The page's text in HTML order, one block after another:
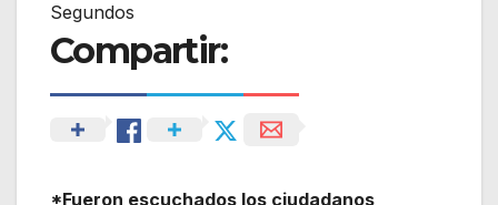
Segundos
Compartir:
*Fueron escuchados los ciudadanos